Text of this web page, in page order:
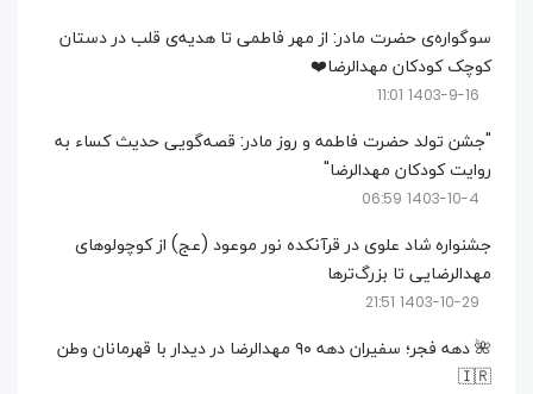
سوگواره‌ی حضرت مادر: از مهر فاطمی تا هدیه‌ی قلب در دستان
کوچک کودکان مهدالرضا❤️
1403-9-16 11:01
"جشن تولد حضرت فاطمه و روز مادر: قصه‌گویی حدیث کساء به
روایت کودکان مهدالرضا"
1403-10-4 06:59
جشنواره شاد علوی در قرآنکده نور موعود (عج) از کوچولو‌های
مهدالرضایی تا بزرگ‌تر‌ها
1403-10-29 21:51
🌺 دهه فجر؛ سفیران دهه ۹۰ مهدالرضا در دیدار با قهرمانان وطن
🇮🇷